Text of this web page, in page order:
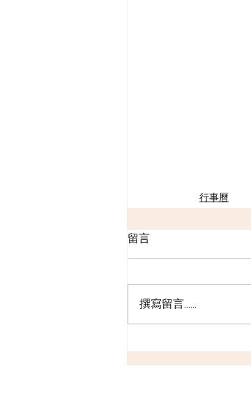
行事曆
留言
撰寫留言......